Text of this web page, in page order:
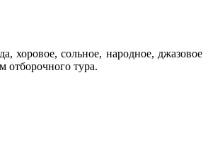
хоровое, сольное, народное, джазовое
отборочного тура.